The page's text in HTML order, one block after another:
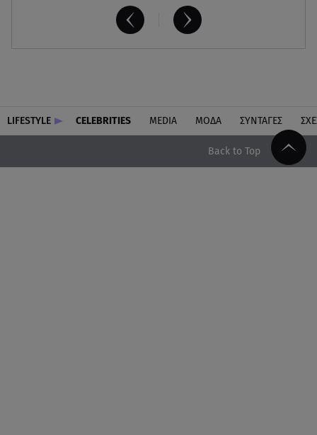
LIFESTYLE CELEBRITIES MEDIA ΜΟΔΑ ΣΥΝΤΑΓΕΣ
Back to Top